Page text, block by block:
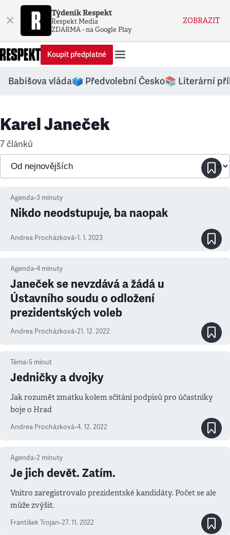
× Týdeník Respekt
Respekt Media
ZDARMA - na Google Play
ZOBRAZIT
Koupit předplatné
Babišova vláda🗳️ Předvolební Česko📚 Literární
Karel Janeček
7 článků
Agenda•3 minuty
Nikdo neodstupuje, ba naopak
Andrea Procházková•1. 1. 2023
Agenda•4 minuty
Janeček se nevzdává a žádá u
Ústavního soudu o odložení
prezidentských voleb
Andrea Procházková•21. 12. 2022
Téma•5 minut
Jedničky a dvojky
Jak rozumět zmatku kolem sčítání podpisů pro účastníky
boje o Hrad
Andrea Procházková•4. 12. 2022
Agenda•2 minuty
Je jich devět. Zatím.
Vnitro zaregistrovalo prezidentské kandidáty. Počet se ale
může zvýšit.
František Trojan•27. 11. 2022